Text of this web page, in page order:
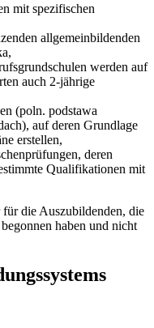
mit spezifischen
allgemeinbildenden
werden auf
auch 2-jährige
(poln. podstawa
auf deren Grundlage
erstellen,
deren
Qualifikationen mit
die Auszubildenden, die
haben und nicht